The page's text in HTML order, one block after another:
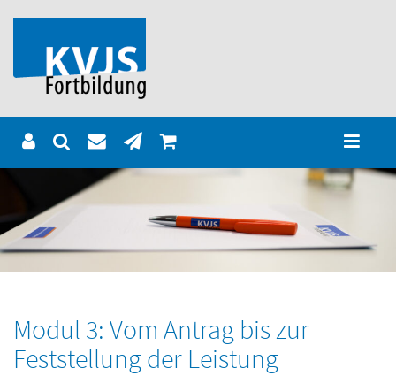
Modul 3: Vom Antrag bis zur
Feststellung der Leistung